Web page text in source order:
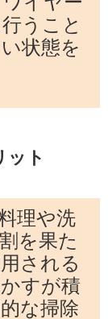
うこと
状態を
ット
理や洗
を果た
される
すが積
な掃除